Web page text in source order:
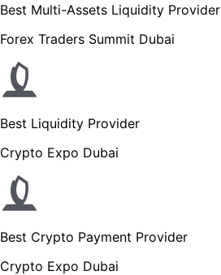
Best Multi-Assets Liquidity Provider
Forex Traders Summit Dubai
Best Liquidity Provider
Crypto Expo Dubai
Best Crypto Payment Provider
Crypto Expo Dubai